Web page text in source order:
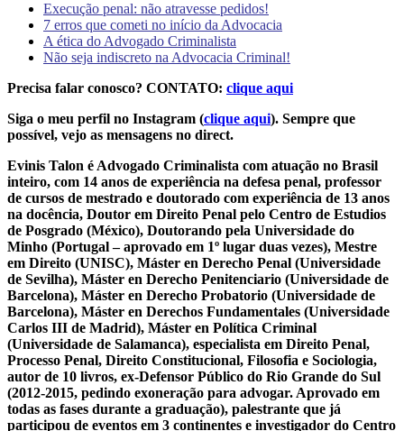
Execução penal: não atravesse pedidos!
7 erros que cometi no início da Advocacia
A ética do Advogado Criminalista
Não seja indiscreto na Advocacia Criminal!
Precisa falar conosco? CONTATO: clique aqui
Siga o meu perfil no Instagram (clique aqui). Sempre que
possível, vejo as mensagens no direct.
Evinis Talon é Advogado Criminalista com atuação no Brasil
inteiro, com 14 anos de experiência na defesa penal, professor
de cursos de mestrado e doutorado com experiência de 13 anos
na docência, Doutor em Direito Penal pelo Centro de Estudios
de Posgrado (México), Doutorando pela Universidade do
Minho (Portugal – aprovado em 1º lugar duas vezes), Mestre
em Direito (UNISC), Máster en Derecho Penal (Universidade
de Sevilha), Máster en Derecho Penitenciario (Universidade de
Barcelona), Máster en Derecho Probatorio (Universidade de
Barcelona), Máster en Derechos Fundamentales (Universidade
Carlos III de Madrid), Máster en Política Criminal
(Universidade de Salamanca), especialista em Direito Penal,
Processo Penal, Direito Constitucional, Filosofia e Sociologia,
autor de 10 livros, ex-Defensor Público do Rio Grande do Sul
(2012-2015, pedindo exoneração para advogar. Aprovado em
todas as fases durante a graduação), palestrante que já
participou de eventos em 3 continentes e investigador do Centro